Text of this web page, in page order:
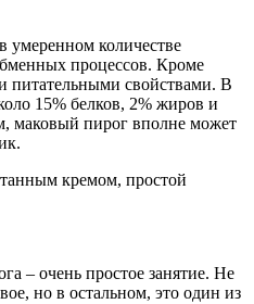
умеренном количестве
процессов. Кроме
питательными свойствами. В
15% белков, 2% жиров и
маковый пирог вполне может
кремом, простой
– очень простое занятие. Не
но в остальном, это один из